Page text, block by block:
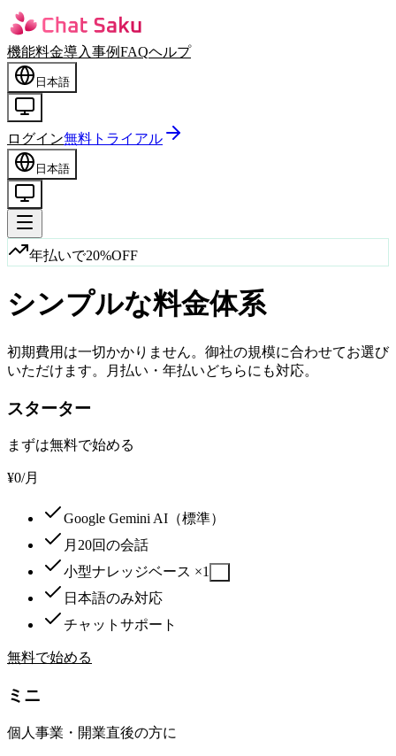
機能料金導入事例FAQヘルプ
日本語
ログイン無料トライアル
日本語
年払いで20%OFF
シンプルな料金体系
初期費用は一切かかりません。御社の規模に合わせてお選び
いただけます。月払い・年払いどちらにも対応。
スターター
まずは無料で始める
¥0/月
Google Gemini AI（標準）
月20回の会話
小型ナレッジベース ×1
日本語のみ対応
チャットサポート
無料で始める
ミニ
個人事業・開業直後の方に